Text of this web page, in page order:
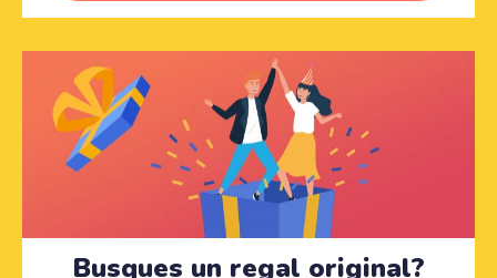
Busques un regal original?